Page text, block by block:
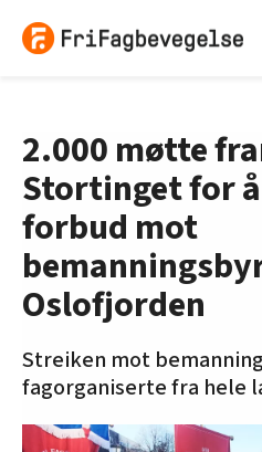
2.000 møtte
Stortinget for
forbud mot
Oslofjorden
Streiken mot
fagorganiserte fra hele